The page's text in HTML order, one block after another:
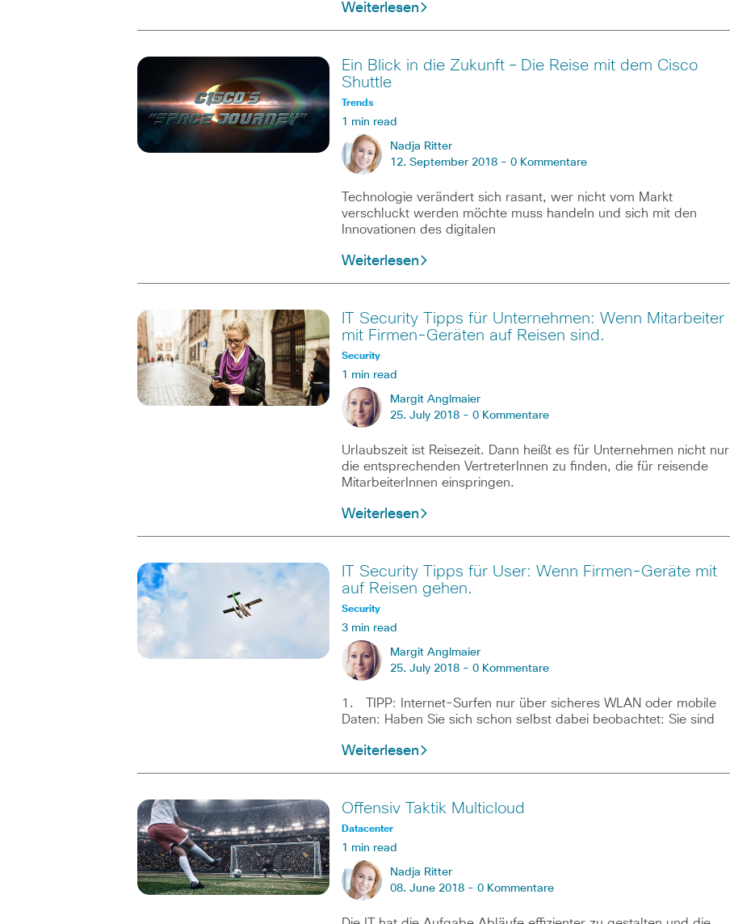
Weiterlesen
Ein Blick in die Zukunft – Die Reise mit dem Cisco
Shuttle
Trends
1 min read
Nadja Ritter
12. September 2018 - 0 Kommentare
Technologie verändert sich rasant, wer nicht vom Markt
verschluckt werden möchte muss handeln und sich mit den
Innovationen des digitalen
Weiterlesen
IT Security Tipps für Unternehmen: Wenn Mitarbeiter
mit Firmen-Geräten auf Reisen sind.
Security
1 min read
Margit Anglmaier
25. July 2018 - 0 Kommentare
Urlaubszeit ist Reisezeit. Dann heißt es für Unternehmen nicht nur
die entsprechenden VertreterInnen zu finden, die für reisende
MitarbeiterInnen einspringen.
Weiterlesen
IT Security Tipps für User: Wenn Firmen-Geräte mit
auf Reisen gehen.
Security
3 min read
Margit Anglmaier
25. July 2018 - 0 Kommentare
1. TIPP: Internet-Surfen nur über sicheres WLAN oder mobile
Daten: Haben Sie sich schon selbst dabei beobachtet: Sie sind
Weiterlesen
Offensiv Taktik Multicloud
Datacenter
1 min read
Nadja Ritter
08. June 2018 - 0 Kommentare